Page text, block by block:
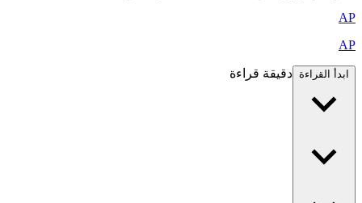
AP
AP
ابدأ القراءة دقيقة قراءة